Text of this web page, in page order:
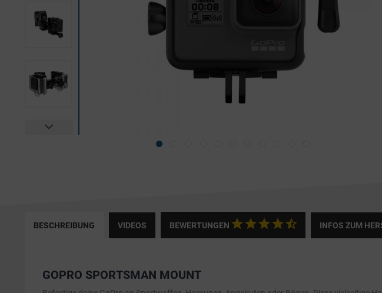
BESCHREIBUNG VIDEOS BEWERTUNGEN INFOS ZUM
GOPRO SPORTSMAN MOUNT